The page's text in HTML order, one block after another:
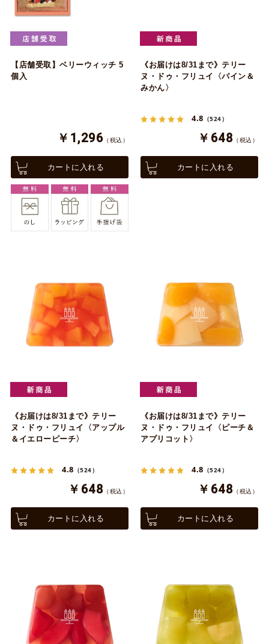
【店舗受取】ベリーウィッチ 5
個入
￥1,296 （税込）
カートに入れる
《お届けは8/31まで》テリー
ヌ・ドゥ・フリュイ〈パイン＆
みかん〉
4.8 （524）
￥648 （税込）
カートに入れる
《お届けは8/31まで》テリー
ヌ・ドゥ・フリュイ〈アップル
＆イエローピーチ〉
4.8 （524）
￥648 （税込）
カートに入れる
《お届けは8/31まで》テリー
ヌ・ドゥ・フリュイ〈ピーチ＆
アプリコット〉
4.8 （524）
￥648 （税込）
カートに入れる